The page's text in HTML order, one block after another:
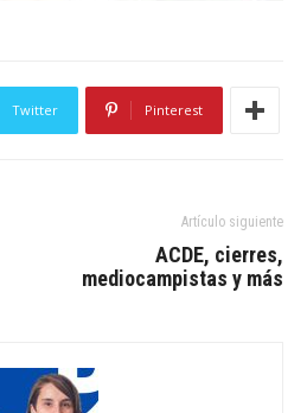
Twitter Pinterest
Artículo siguiente
ACDE, cierres,
mediocampistas y más